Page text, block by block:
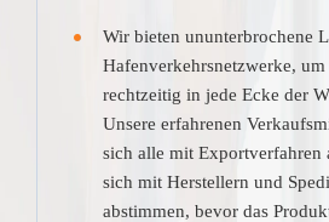
Wir bieten ununterbrochene
Hafenverkehrsnetzwerke,
rechtzeitig in jede Ecke der
Unsere erfahrenen
sich alle mit Exportverfahren
sich mit Herstellern und
abstimmen, bevor das